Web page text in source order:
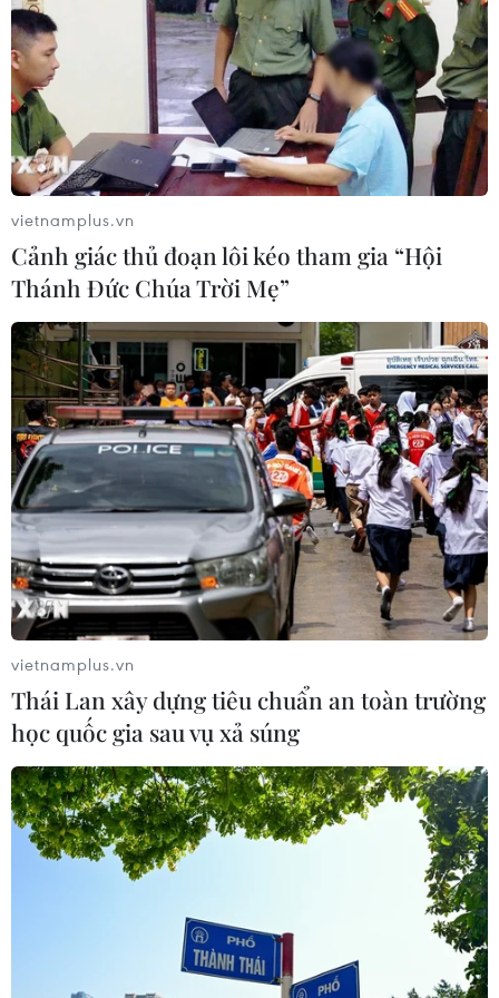
gọn trong tình trạng khẩn
cấp
Dự thảo Luật Tình trạng khẩn cấp đề xuất quy
định mua sắm, đấu thầu theo trình tự rút gọn để
ứng phó khẩn cấp, đảm bảo nhanh chóng, hiệu
quả trong tình huống đặc biệt.
(TTXVN/Vietnam+)
#Khuyến nông Hà Nội #cấm thầu
#gian lận đấu thầu
#Luật Đấu thầu 2023
Theo dõi VietnamPlus
TIN LIÊN QUAN
vietnamplus.vn
Cảnh giác thủ đoạn lôi kéo tham gia “Hội
Thánh Đức Chúa Trời Mẹ”
vietnamplus.vn
Thái Lan xây dựng tiêu chuẩn an toàn trường
học quốc gia sau vụ xả súng